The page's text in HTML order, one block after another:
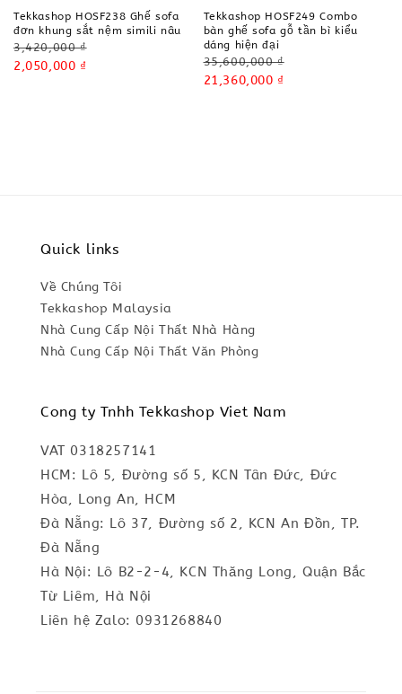
Tekkashop HOSF238 Ghế sofa
đơn khung sắt nệm simili nâu
Regular
price
3,420,000 ₫
Sale
2,050,000 ₫
Tekkashop HOSF249 Combo
bàn ghế sofa gỗ tần bì kiểu
dáng hiện đại
Regular
price
35,600,000 ₫
Sale
21,360,000 ₫
Quick links
Về Chúng Tôi
Tekkashop Malaysia
Nhà Cung Cấp Nội Thất Nhà Hàng
Nhà Cung Cấp Nội Thất Văn Phòng
Cong ty Tnhh Tekkashop Viet Nam
VAT 0318257141
HCM: Lô 5, Đường số 5, KCN Tân Đức, Đức
Hòa, Long An, HCM
Đà Nẵng: Lô 37, Đường số 2, KCN An Đồn, TP.
Đà Nẵng
Hà Nội: Lô B2-2-4, KCN Thăng Long, Quận Bắc
Từ Liêm, Hà Nội
Liên hệ Zalo: 0931268840